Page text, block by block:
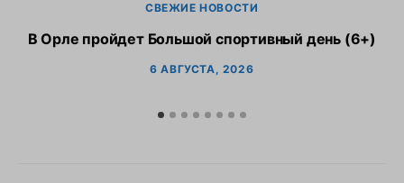
СВЕЖИЕ НОВОСТИ
В Орле пройдет Большой спортивный день (6+)
6 АВГУСТА, 2026